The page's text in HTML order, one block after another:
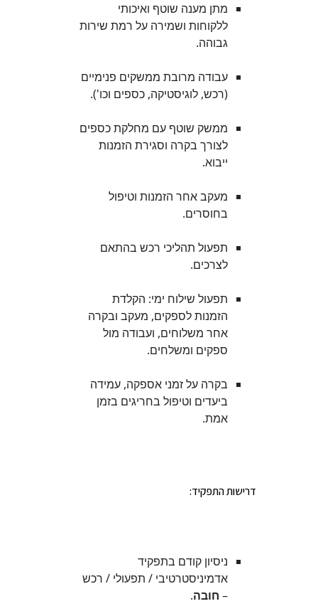
מתן מענה שוטף ואיכותי
ללקוחות ושמירה על רמת שירות
גבוהה.
עבודה מרובת ממשקים פנימיים
(רכש, לוגיסטיקה, כספים וכו').
ממשק שוטף עם מחלקת כספים
לצורך בקרה וסגירת הזמנות
ייבוא.
מעקב אחר הזמנות וטיפול
בחוסרים.
תפעול תהליכי רכש בהתאם
לצרכים.
תפעול שילוח ימי: הקלדת
הזמנות לספקים, מעקב ובקרה
אחר משלוחים, ועבודה מול
ספקים ומשלחים.
בקרה על זמני אספקה, עמידה
ביעדים וטיפול בחריגים בזמן
אמת.
דרישות התפקיד:
ניסיון קודם בתפקיד
אדמיניסטרטיבי / תפעולי / רכש
– חובה.